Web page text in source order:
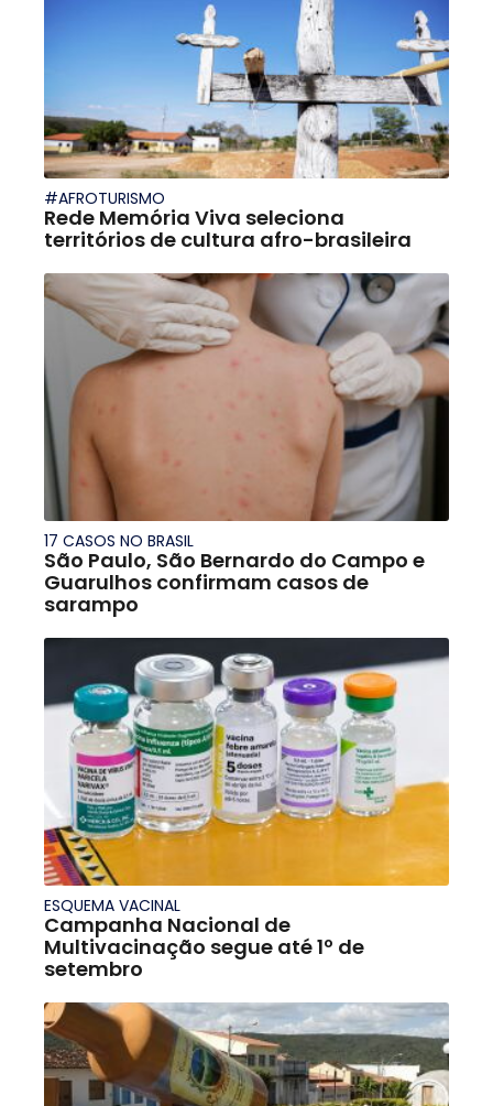
#AFROTURISMO
Rede Memória Viva seleciona
territórios de cultura afro-brasileira
17 CASOS NO BRASIL
São Paulo, São Bernardo do Campo e
Guarulhos confirmam casos de
sarampo
ESQUEMA VACINAL
Campanha Nacional de
Multivacinação segue até 1º de
setembro